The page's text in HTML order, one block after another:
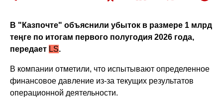
В "Казпочте" объяснили убыток в размере 1 млрд
теңге по итогам первого полугодия 2026 года,
передает LS.
В компании отметили, что испытывают определенное
финансовое давление из-за текущих результатов
операционной деятельности.